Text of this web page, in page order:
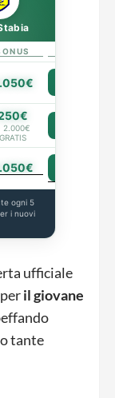
2.000€
GRATIS
ogni 5
i nuovi
ufficiale
il giovane
tante